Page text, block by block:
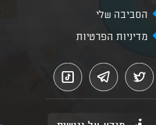
הסביבה שלי
מדיניות הפרטיות